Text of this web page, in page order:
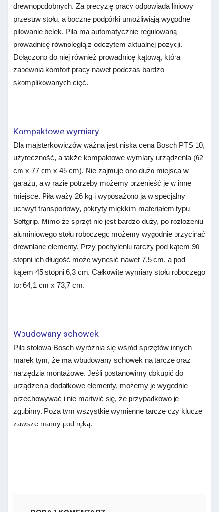
drewnopodobnych. Za precyzję pracy odpowiada liniowy
przesuw stołu, a boczne podpórki umożliwiają wygodne
piłowanie belek. Piła ma automatycznie regulowaną
prowadnicę równoległą z odczytem aktualnej pozycji.
Dołączono do niej również prowadnicę kątową, która
zapewnia komfort pracy nawet podczas bardzo
skomplikowanych cięć.
Kompaktowe wymiary
Dla majsterkowiczów ważna jest niska cena Bosch PTS 10,
użyteczność, a także kompaktowe wymiary urządzenia (62
cm x 77 cm x 45 cm). Nie zajmuje ono dużo miejsca w
garażu, a w razie potrzeby możemy przenieść je w inne
miejsce. Piła waży 26 kg i wyposażono ją w specjalny
uchwyt transportowy, pokryty miękkim materiałem typu
Softgrip. Mimo że sprzęt nie jest bardzo duży, po rozłożeniu
aluminiowego stołu roboczego możemy wygodnie przycinać
drewniane elementy. Przy pochyleniu tarczy pod kątem 90
stopni ich długość może wynosić nawet 7,5 cm, a pod
kątem 45 stopni 6,3 cm. Całkowite wymiary stołu roboczego
to: 64,1 cm x 73,7 cm.
Wbudowany schowek
Piła stołowa Bosch wyróżnia się wśród sprzętów innych
marek tym, że ma wbudowany schowek na tarcze oraz
narzędzia montażowe. Jeśli postanowimy dokupić do
urządzenia dodatkowe elementy, możemy je wygodnie
przechowywać i nie martwić się, że przypadkowo je
zgubimy. Poza tym wszystkie wymienne tarcze czy klucze
zawsze mamy pod ręką.